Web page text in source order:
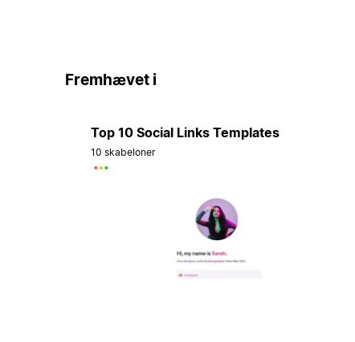
Fremhævet i
Top 10 Social Links Templates
10 skabeloner